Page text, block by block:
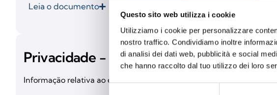
Questo sito web utilizza i cookie
Utilizziamo i cookie per personalizzare
nostro traffico. Condividiamo inoltre
di analisi dei dati web, pubblicità e social
che hanno raccolto dal tuo utilizzo dei loro
Leia o documento
Privacidade - Candidaturas
Informação relativa ao envio de candidaturas através do site